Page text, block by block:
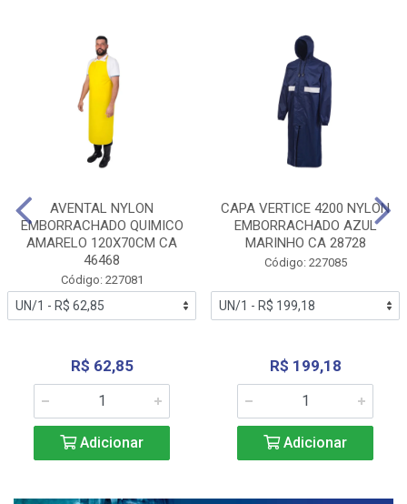
AVENTAL NYLON
EMBORRACHADO QUIMICO
AMARELO 120X70CM CA
46468
Código: 227081
R$ 62,85
Adicionar
CAPA VERTICE 4200 NYLON
EMBORRACHADO AZUL
MARINHO CA 28728
Código: 227085
R$ 199,18
Adicionar